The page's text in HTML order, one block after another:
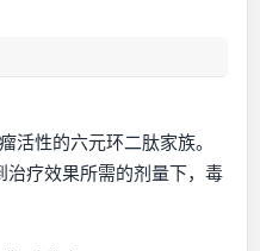
活性的六元环二肽家族。
疗效果所需的剂量下，毒